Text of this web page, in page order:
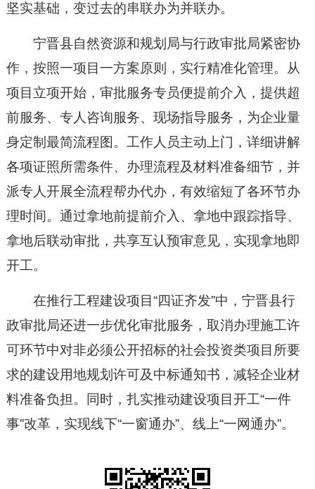
坚实基础，变过去的串联办为并联办。
宁晋县自然资源和规划局与行政审批局紧密协
作，按照一项目一方案原则，实行精准化管理。从
项目立项开始，审批服务专员便提前介入，提供超
前服务、专人咨询服务、现场指导服务，为企业量
身定制最简流程图。工作人员主动上门，详细讲解
各项证照所需条件、办理流程及材料准备细节，并
派专人开展全流程帮办代办，有效缩短了各环节办
理时间。通过拿地前提前介入、拿地中跟踪指导、
拿地后联动审批，共享互认预审意见，实现拿地即
开工。
在推行工程建设项目“四证齐发”中，宁晋县行
政审批局还进一步优化审批服务，取消办理施工许
可环节中对非必须公开招标的社会投资类项目所要
求的建设用地规划许可及中标通知书，减轻企业材
料准备负担。同时，扎实推动建设项目开工“一件
事”改革，实现线下“一窗通办”、线上“一网通办”。